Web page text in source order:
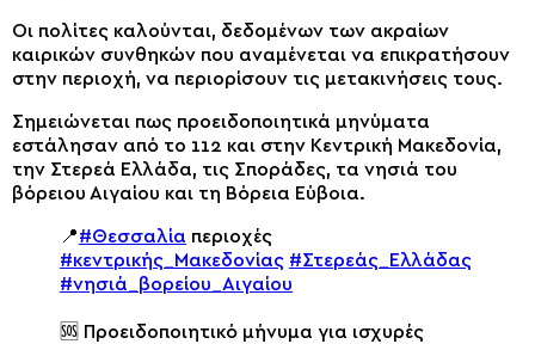
Οι πολίτες καλούνται, δεδομένων των ακραίων
καιρικών συνθηκών που αναμένεται να επικρατήσουν
στην περιοχή, να περιορίσουν τις μετακινήσεις τους.
Σημειώνεται πως προειδοποιητικά μηνύματα
εστάλησαν από το 112 και στην Κεντρική Μακεδονία,
την Στερεά Ελλάδα, τις Σποράδες, τα νησιά του
βόρειου Αιγαίου και τη Βόρεια Εύβοια.
📍#Θεσσαλία περιοχές
#κεντρικής_Μακεδονίας #Στερεάς_Ελλάδας
#νησιά_βορείου_Αιγαίου
🆘 Προειδοποιητικό μήνυμα για ισχυρές